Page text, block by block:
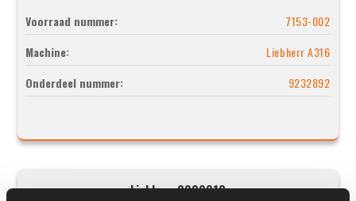
Voorraad nummer:
7153-002
Machine:
Liebherr A316
Onderdeel nummer:
9232892
Liebherr 9909312